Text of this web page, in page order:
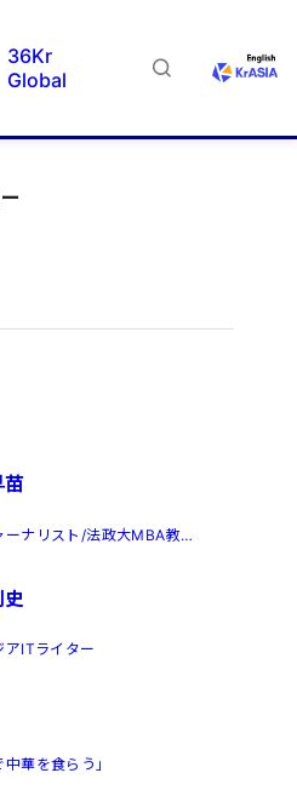
36Kr
Global
苗
ーナリスト/法政大MBA教
アITライター
中華を食らう」